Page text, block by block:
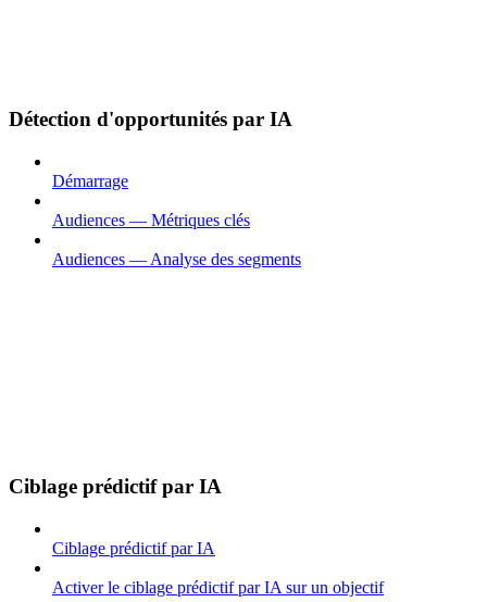
Détection d'opportunités par IA
Démarrage
Audiences — Métriques clés
Audiences — Analyse des segments
Ciblage prédictif par IA
Ciblage prédictif par IA
Activer le ciblage prédictif par IA sur un objectif